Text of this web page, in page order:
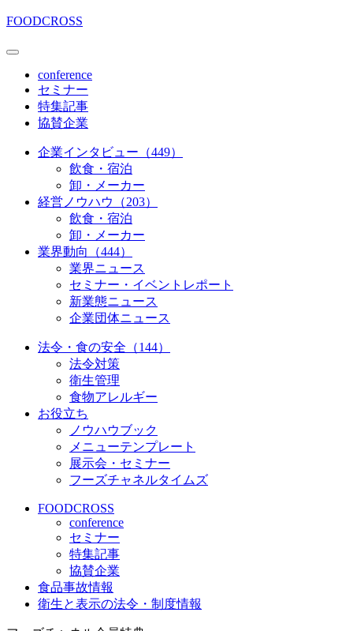
FOODCROSS
conference
セミナー
特集記事
協賛企業
企業インタビュー（449）
飲食・宿泊
卸・メーカー
経営ノウハウ（203）
飲食・宿泊
卸・メーカー
業界動向（444）
業界ニュース
セミナー・イベントレポート
新業態ニュース
企業団体ニュース
法令・食の安全（144）
法令対策
衛生管理
食物アレルギー
お役立ち
ノウハウブック
メニューテンプレート
展示会・セミナー
フーズチャネルタイムズ
FOODCROSS
conference
セミナー
特集記事
協賛企業
食品事故情報
衛生と表示の法令・制度情報